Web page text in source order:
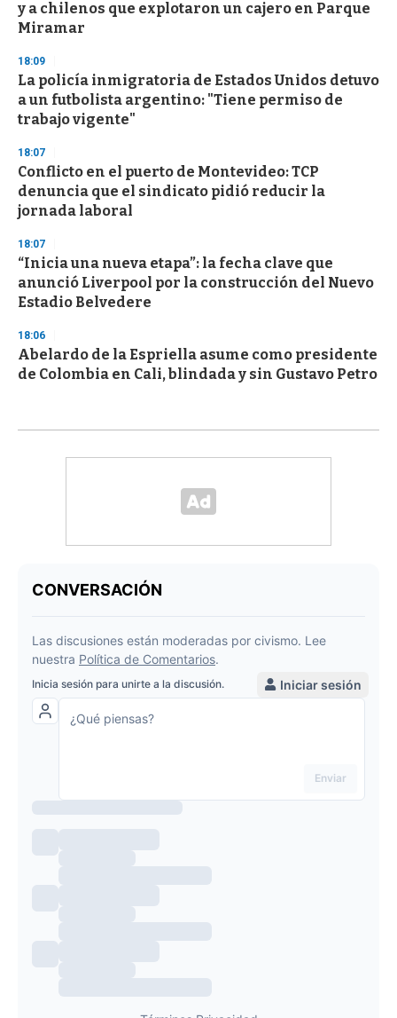
y a chilenos que explotaron un cajero en Parque
Miramar
18:09
La policía inmigratoria de Estados Unidos detuvo
a un futbolista argentino: "Tiene permiso de
trabajo vigente"
18:07
Conflicto en el puerto de Montevideo: TCP
denuncia que el sindicato pidió reducir la
jornada laboral
18:07
“Inicia una nueva etapa”: la fecha clave que
anunció Liverpool por la construcción del Nuevo
Estadio Belvedere
18:06
Abelardo de la Espriella asume como presidente
de Colombia en Cali, blindada y sin Gustavo Petro